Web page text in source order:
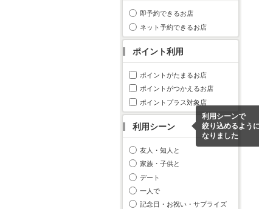
即予約できるお店
ネット予約できるお店
ポイント利用
ポイントがたまるお店
ポイントがつかえるお店
ポイントプラス対象店
利用シーン
利用シーンで
絞り込めるように
なりました
友人・知人と
家族・子供と
デート
一人で
記念日・お祝い・サプライズ